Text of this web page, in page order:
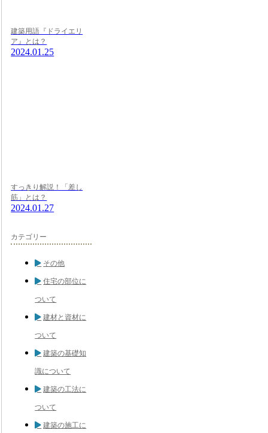
建築用語『ドライエリ
ア』とは？
2024.01.25
すっきり解説！「差し
筋」とは？
2024.01.27
カテゴリー
その他
住宅の部位に
ついて
建材と資材に
ついて
建築の基礎知
識について
建築の工法に
ついて
建築の施工に